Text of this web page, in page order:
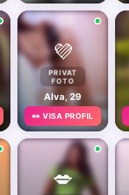
💜
PRIVAT
FOTO
Alva, 29
👀 VISA PROFIL
💋